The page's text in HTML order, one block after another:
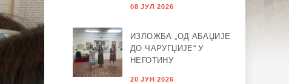
08 ЈУЛ 2026
ИЗЛОЖБА „ОД АБАЏИЈЕ
ДО ЧАРУГЏИЈЕ“ У
НЕГОТИНУ
20 ЈУН 2026